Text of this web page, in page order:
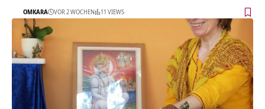
OMKARA VOR 2 WOCHEN 11 VIEWS